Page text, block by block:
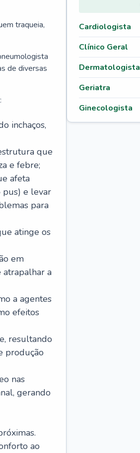
traqueia,
de diversas
inchaços,
que
e febre;
afeta
pus) e levar
para
atinge os
em
atrapalhar a
a agentes
efeitos
resultando
produção
nas
gerando
ao
Cardiologista
Clínico Geral
Dermatologista
Geriatra
Ginecologista